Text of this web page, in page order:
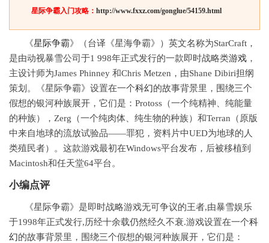
星际争霸入门攻略： http://www.fxxz.com/gonglue/54159.html
《星际争霸》（台译《星海争霸》）英文名称为StarCraft，
是由动视暴雪公司于1 998年正式发行的一款即时战略类游戏 ，
主设计师为James Phinney 和Chris Metzen，由Shane Dibiri担纲
策划。《星际争霸》设置在一个科幻的故事背景里，围绕三个
假想的银河种族展开，它们是：Protoss（一个纯精神、纯能量
的种族），Zerg（一个纯肉体、纯生物的种族）和Terran（原版
中来自地球的流放试验品——罪犯，资料片中UED为地球的人
类殖民者）。这款游戏最初在Windows平台发布，后被移植到
Macintosh和任天堂64平台。
小编点评
《星际争霸》是即时战略游戏无可争议的王者,由暴雪娱乐
于1998年正式发行,历经十余载仍然经久不衰.游戏设置在一个科
幻的故事背景里，围绕三个假想的银河种族展开，它们是：